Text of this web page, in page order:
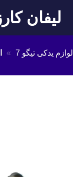
لیفان
لوازم یدکی تیگو 7 »